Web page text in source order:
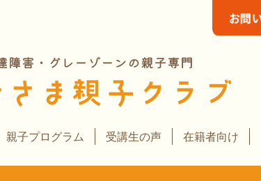
親子プログラム 受講生の声 在籍者向け